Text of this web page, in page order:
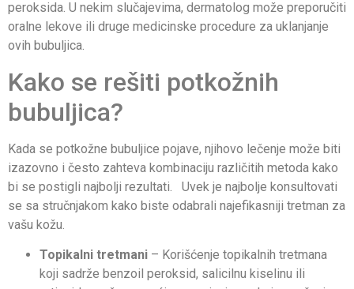
peroksida. U nekim slučajevima, dermatolog može preporučiti
oralne lekove ili druge medicinske procedure za uklanjanje
ovih bubuljica.
Kako se rešiti potkožnih
bubuljica?
Kada se potkožne bubuljice pojave, njihovo lečenje može biti
izazovno i često zahteva kombinaciju različitih metoda kako
bi se postigli najbolji rezultati. Uvek je najbolje konsultovati
se sa stručnjakom kako biste odabrali najefikasniji tretman za
vašu kožu.
Topikalni tretmani – Korišćenje topikalnih tretmana
koji sadrže benzoil peroksid, salicilnu kiselinu ili